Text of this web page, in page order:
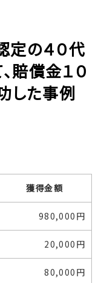
定の４０代
賠償金１０
した事例
獲得金額
980,000円
20,000円
80,000円